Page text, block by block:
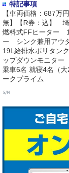
特記事項
【車両価格：687万
無】【R券：込】
燃料式FFヒーター
ー シンク兼用アウ
19L給排水ポリタ
ップダウンモニタ
乗車6名 就寝4名（
ークプライム